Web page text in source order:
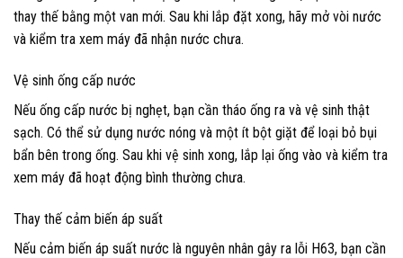
thay thế bằng một van mới. Sau khi lắp đặt xong, hãy mở vòi nước
và kiểm tra xem máy đã nhận nước chưa.
Vệ sinh ống cấp nước
Nếu ống cấp nước bị nghẹt, bạn cần tháo ống ra và vệ sinh thật
sạch. Có thể sử dụng nước nóng và một ít bột giặt để loại bỏ bụi
bẩn bên trong ống. Sau khi vệ sinh xong, lắp lại ống vào và kiểm tra
xem máy đã hoạt động bình thường chưa.
Thay thế cảm biến áp suất
Nếu cảm biến áp suất nước là nguyên nhân gây ra lỗi H63, bạn cần